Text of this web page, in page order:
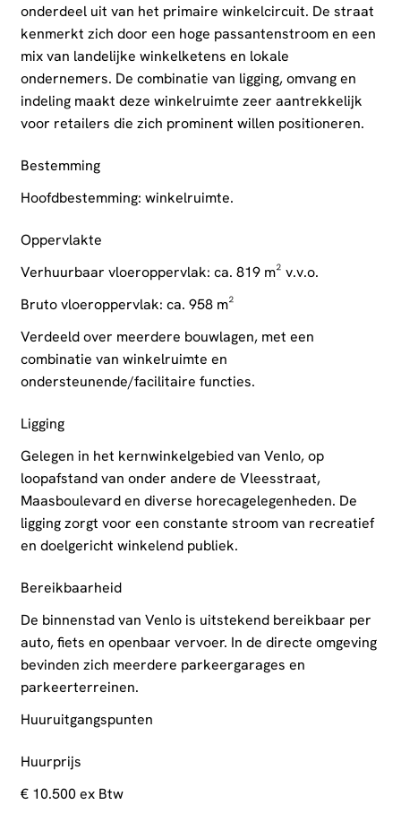
onderdeel uit van het primaire winkelcircuit. De straat
kenmerkt zich door een hoge passantenstroom en een
mix van landelijke winkelketens en lokale
ondernemers. De combinatie van ligging, omvang en
indeling maakt deze winkelruimte zeer aantrekkelijk
voor retailers die zich prominent willen positioneren.
Bestemming
Hoofdbestemming: winkelruimte.
Oppervlakte
Verhuurbaar vloeroppervlak: ca. 819 m² v.v.o.
Bruto vloeroppervlak: ca. 958 m²
Verdeeld over meerdere bouwlagen, met een
combinatie van winkelruimte en
ondersteunende/facilitaire functies.
Ligging
Gelegen in het kernwinkelgebied van Venlo, op
loopafstand van onder andere de Vleesstraat,
Maasboulevard en diverse horecagelegenheden. De
ligging zorgt voor een constante stroom van recreatief
en doelgericht winkelend publiek.
Bereikbaarheid
De binnenstad van Venlo is uitstekend bereikbaar per
auto, fiets en openbaar vervoer. In de directe omgeving
bevinden zich meerdere parkeergarages en
parkeerterreinen.
Huuruitgangspunten
Huurprijs
€ 10.500 ex Btw